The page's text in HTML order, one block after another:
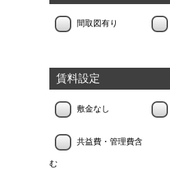
間取図有り
賃料設定
敷金なし
共益費・管理費含
む